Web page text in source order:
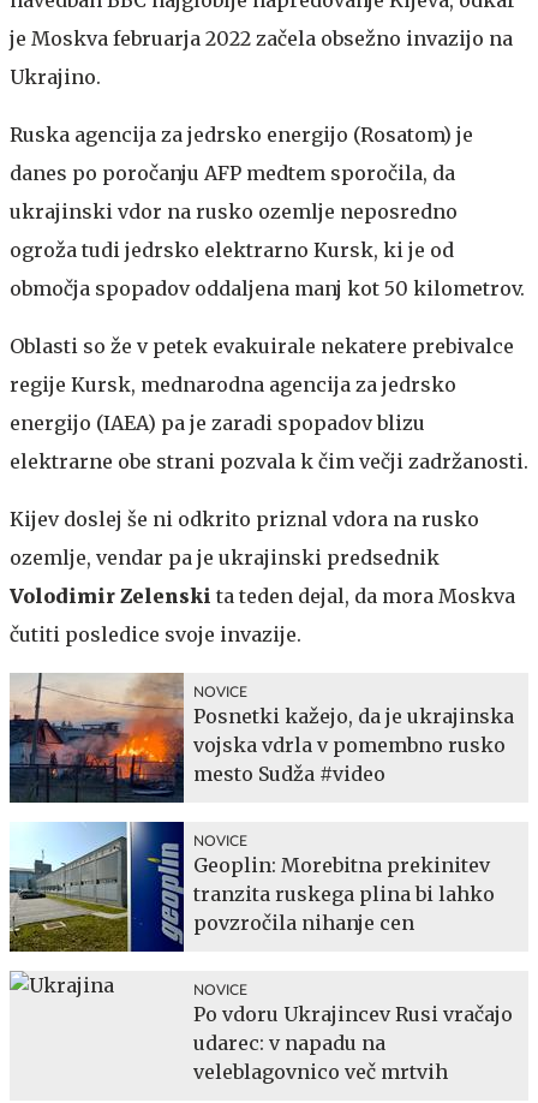
je Moskva februarja 2022 začela obsežno invazijo na
Ukrajino.
Ruska agencija za jedrsko energijo (Rosatom) je
danes po poročanju AFP medtem sporočila, da
ukrajinski vdor na rusko ozemlje neposredno
ogroža tudi jedrsko elektrarno Kursk, ki je od
območja spopadov oddaljena manj kot 50 kilometrov.
Oblasti so že v petek evakuirale nekatere prebivalce
regije Kursk, mednarodna agencija za jedrsko
energijo (IAEA) pa je zaradi spopadov blizu
elektrarne obe strani pozvala k čim večji zadržanosti.
Kijev doslej še ni odkrito priznal vdora na rusko
ozemlje, vendar pa je ukrajinski predsednik
Volodimir Zelenski ta teden dejal, da mora Moskva
čutiti posledice svoje invazije.
NOVICE
Posnetki kažejo, da je ukrajinska
vojska vdrla v pomembno rusko
mesto Sudža #video
NOVICE
Geoplin: Morebitna prekinitev
tranzita ruskega plina bi lahko
povzročila nihanje cen
NOVICE
Po vdoru Ukrajincev Rusi vračajo
udarec: v napadu na
veleblagovnico več mrtvih